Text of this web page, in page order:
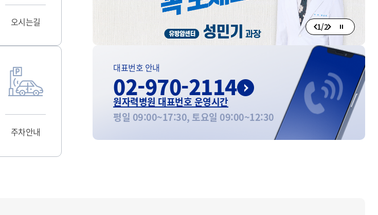
오시는길
주차안내
1/2
대표번호 안내
02-970-2114
원자력병원 대표번호 운영시간
평일 09:00~17:30, 토요일 09:00~12:30